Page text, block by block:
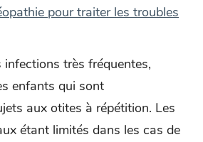
pour traiter les troubles
très fréquentes,
enfants qui sont
aux otites à répétition. Les
étant limités dans les cas de